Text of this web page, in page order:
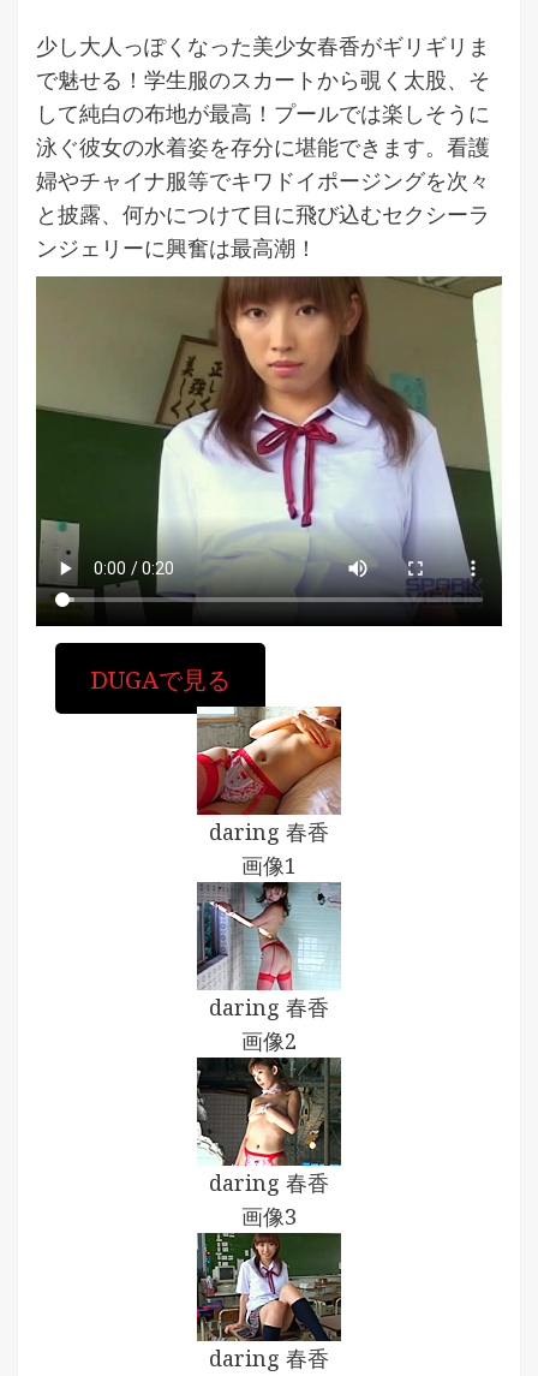
少し大人っぽくなった美少女春香がギリギリま
で魅せる！学生服のスカートから覗く太股、そ
して純白の布地が最高！プールでは楽しそうに
泳ぐ彼女の水着姿を存分に堪能できます。看護
婦やチャイナ服等でキワドイポージングを次々
と披露、何かにつけて目に飛び込むセクシーラ
ンジェリーに興奮は最高潮！
DUGAで見る
daring 春香
画像1
daring 春香
画像2
daring 春香
画像3
daring 春香